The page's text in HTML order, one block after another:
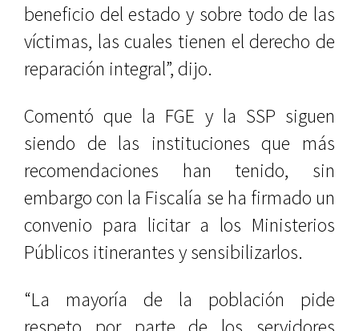
beneficio del estado y sobre todo de las
víctimas, las cuales tienen el derecho de
reparación integral”, dijo.
Comentó que la FGE y la SSP siguen
siendo de las instituciones que más
recomendaciones han tenido, sin
embargo con la Fiscalía se ha firmado un
convenio para licitar a los Ministerios
Públicos itinerantes y sensibilizarlos.
“La mayoría de la población pide